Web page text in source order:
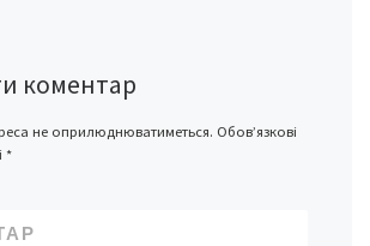
коментар
не оприлюднюватиметься. Обов’язкові
*